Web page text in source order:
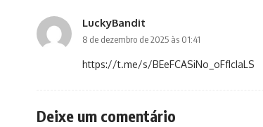
LuckyBandit
8 de dezembro de 2025 às 01:41
https://t.me/s/BEeFCASiNo_oFfIcIaLS
Deixe um comentário